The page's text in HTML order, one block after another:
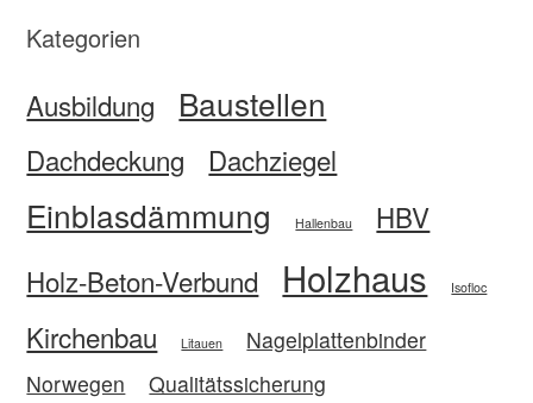
Kategorien
Ausbildung Baustellen
Dachdeckung Dachziegel
Einblasdämmung Hallenbau
HBV
Holz-Beton-Verbund
Holzhaus Isofloc
Kirchenbau Litauen
Nagelplattenbinder
Norwegen
Qualitätssicherung